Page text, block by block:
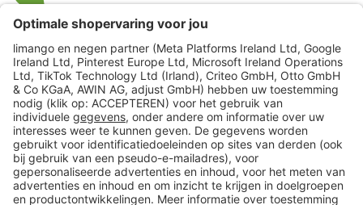
limango
Veilig winkelen
Klantenservice
Shop
Acties